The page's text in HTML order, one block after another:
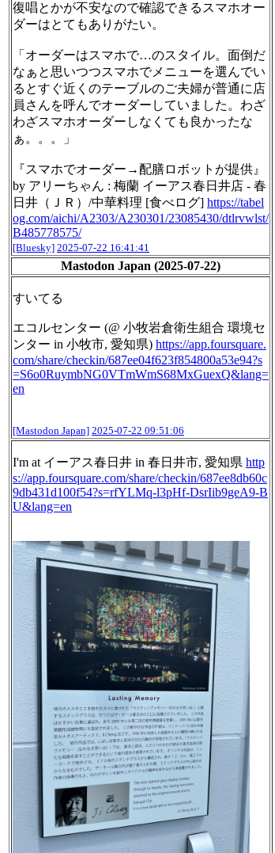
復唱とかが不安なので確認できるスマホオー
ダーはとてもありがたい。
「オーダーはスマホで…のスタイル。面倒だ
なぁと思いつつスマホでメニューを選んでい
るとすぐ近くのテーブルのご夫婦が普通に店
員さんを呼んでオーダーしていました。わざ
わざスマホオーダーしなくても良かったな
ぁ。。。」
『スマホでオーダー→配膳ロボットが提供』
by アリーちゃん : 梅蘭 イーアス春日井店 - 春
日井（ＪＲ）/中華料理 [食べログ] https://tabel
og.com/aichi/A2303/A230301/23085430/dtlrvwlst/
B485778575/
[Bluesky] 2025-07-22 16:41:41
Mastodon Japan (2025-07-22)
すいてる
エコルセンター (@ 小牧岩倉衛生組合 環境セ
ンター in 小牧市, 愛知県) https://app.foursquare.
com/share/checkin/687ee04f623f854800a53e94?s
=S6o0RuymbNG0VTmWmS68MxGuexQ&lang=
en
[Mastodon Japan] 2025-07-22 09:51:06
I'm at イーアス春日井 in 春日井市, 愛知県 http
s://app.foursquare.com/share/checkin/687ee8db60c
9db431d100f54?s=rfYLMq-l3pHf-DsrIib9geA9-B
U&lang=en